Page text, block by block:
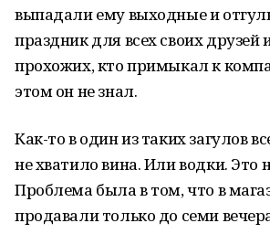
выпадали ему выходные и
праздник для всех своих друзей
прохожих, кто примыкал к
этом он не знал.
Как-то в один из таких загулов
не хватило вина. Или водки. Это
Проблема была в том, что в
продавали только до семи